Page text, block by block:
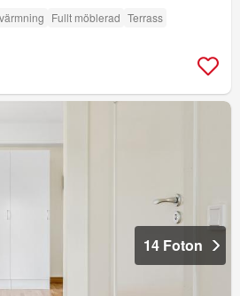
Fullt möblerad Terrass
14 Foton